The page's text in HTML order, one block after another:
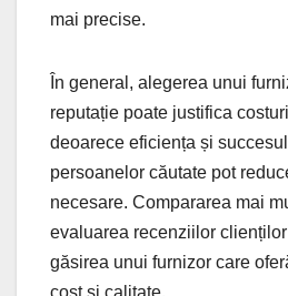
mai precise.
În general, alegerea unui
reputație poate justifica
deoarece eficiența și
persoanelor căutate pot
necesare. Compararea mai
evaluarea recenziilor
găsirea unui furnizor care
cost și calitate.